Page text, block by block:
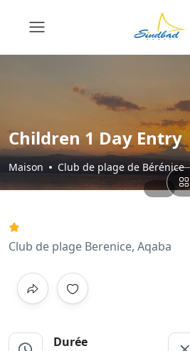
Children 1 Day Entry
Maison Club de plage de Bérénice
Club de plage Berenice, Aqaba
Durée